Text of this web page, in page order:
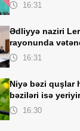
16:31
Ədliyyə naziri
rayonunda
qəbul edib
16:31
Niyə bəzi quşlar
bəziləri isə
elmi izah
16:30